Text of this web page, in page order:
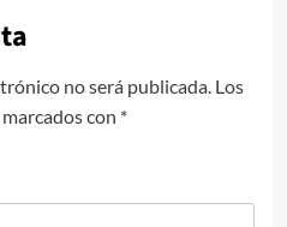
no será publicada. Los
con *